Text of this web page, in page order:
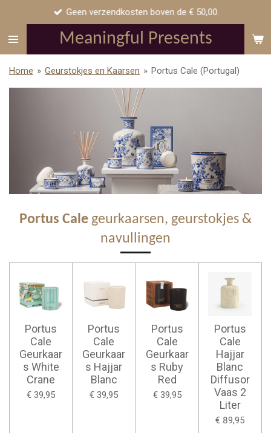
naar
hoofdinhoud
Meaningful Presents
Geen verzendkosten boven de € 50,00.
Home » Geurstokjes en Kaarsen » Portus Cale (Portugal)
Portus Cale geurkaarsen, geurstokjes &
navullingen
Portus
Cale
Geurkaar
s White
Crane
€ 39,95
Portus
Cale
Geurkaar
s Hajjar
Blanc
€ 39,95
Portus
Cale
Geurkaar
s Ruby
Red
€ 39,95
Portus
Cale
Hajjar
Blanc
Diffusor
Vaas 2
Liter
€ 89,95